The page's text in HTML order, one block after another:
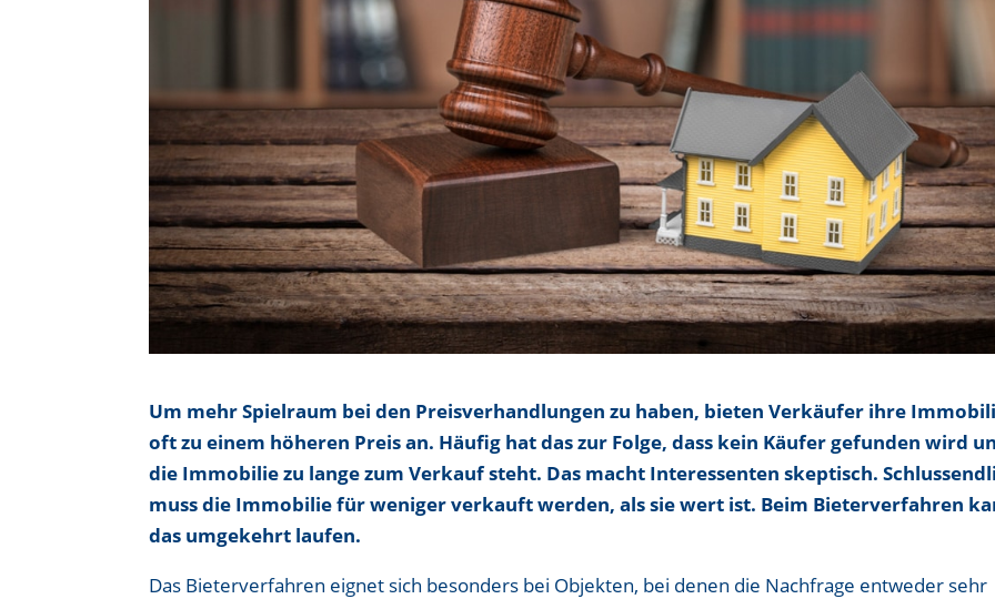
Um mehr Spielraum bei den Preisverhandlungen zu haben, bieten Verkäufer ihre
oft zu einem höheren Preis an. Häufig hat das zur Folge, dass kein Käufer gefunden wird
die Immobilie zu lange zum Verkauf steht. Das macht Interessenten skeptisch.
muss die Immobilie für weniger verkauft werden, als sie wert ist. Beim Bieterverfahren
das umgekehrt laufen.
Das Bieterverfahren eignet sich besonders bei Objekten, bei denen die Nachfrage entweder sehr